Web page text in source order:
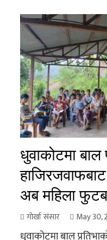
धुवाकोटमा
अब महिला
गोर्खा संसार May 30,
धुवाकोटमा बाल